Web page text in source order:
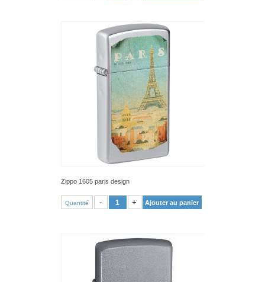
Zippo 1605 paris design
Quantité - + Ajouter au panier